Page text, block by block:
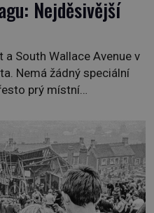
Nejděsivější
South Wallace Avenue v
Nemá žádný speciální
prý místní
a také nejpropracovanější
kriminalistiky. Herman
přijíždí […]